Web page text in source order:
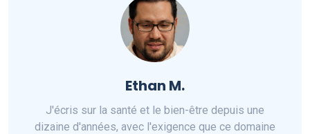
Ethan M.
J'écris sur la santé et le bien-être depuis une
dizaine d'années, avec l'exigence que ce domaine